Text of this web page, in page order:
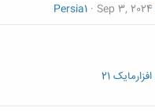
Sep 3, 2024
Persia1